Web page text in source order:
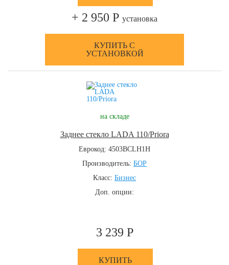
+ 2 950 Р установка
КУПИТЬ С
УСТАНОВКОЙ
на складе
Заднее стекло LADA 110/Priora
Еврокод: 4503BCLH1H
Производитель: БОР
Класс: Бизнес
Доп. опции:
3 239 Р
КУПИТЬ